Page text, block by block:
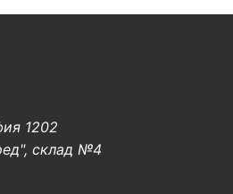
1202
склад №4